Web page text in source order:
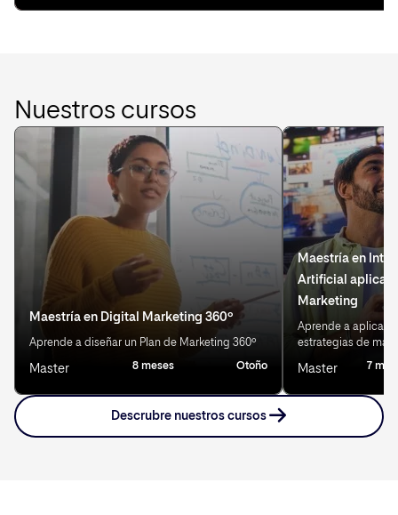
Nuestros cursos
Maestría en Digital Marketing 360º
Aprende a diseñar un Plan de Marketing 360º
Master 8 meses Otoño
Maestría en
Artificial
Marketing
Aprende a aplicar
estrategias de
Master 7
Descrubre nuestros cursos